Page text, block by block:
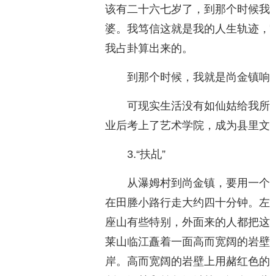
该有二十六七岁了，到那个时候
婆。我笃信这就是我的人生轨迹
我占卦算出来的。
到那个时候，我就是尚金镇
可现实生活没有如仙姑给我
业后考上了艺术学院，成为县里
3.“扶乩”
从瀑姆村到尚金镇，要用一
在田塍小路行走大约四十分钟。
座山有些特别，外面来的人都把
莱山临江矗着一面高而宽阔的岩
岸。高而宽阔的岩壁上用赭红色